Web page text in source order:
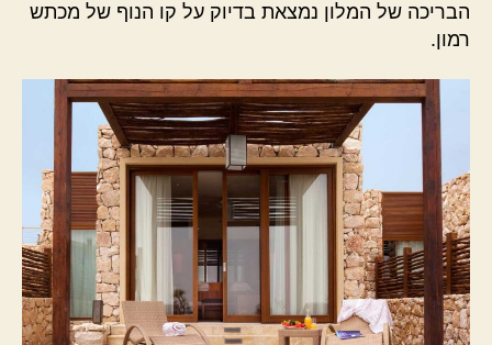
הבריכה של המלון נמצאת בדיוק על קו הנוף של מכתש
רמון.